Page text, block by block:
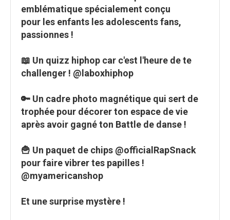
emblématiquespécialement conçu
pour les enfants les adolescents fans,
passionnes !
📖 Un quizz hiphop car c'est l'heure de te
challenger ! @laboxhiphop
🔑 Un cadre photo magnétique qui sert de
trophée pour décorer ton espace de vie
après avoir gagné ton Battle de danse !
🍟 Un paquet de chips @officialRapSnack
pour fairevibrer tes papilles !
@myamericanshop
Et une surprise mystère !